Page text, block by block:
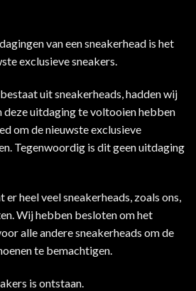
van een sneakerhead is het
exclusieve sneakers.
uit sneakerheads, hadden wij
uitdaging te voltooien hebben
om de nieuwste exclusieve
Tegenwoordig is dit geen uitdaging
heel veel sneakerheads, zoals ons,
Wij hebben besloten om het
alle andere sneakerheads om de
te bemachtigen.
is ontstaan.